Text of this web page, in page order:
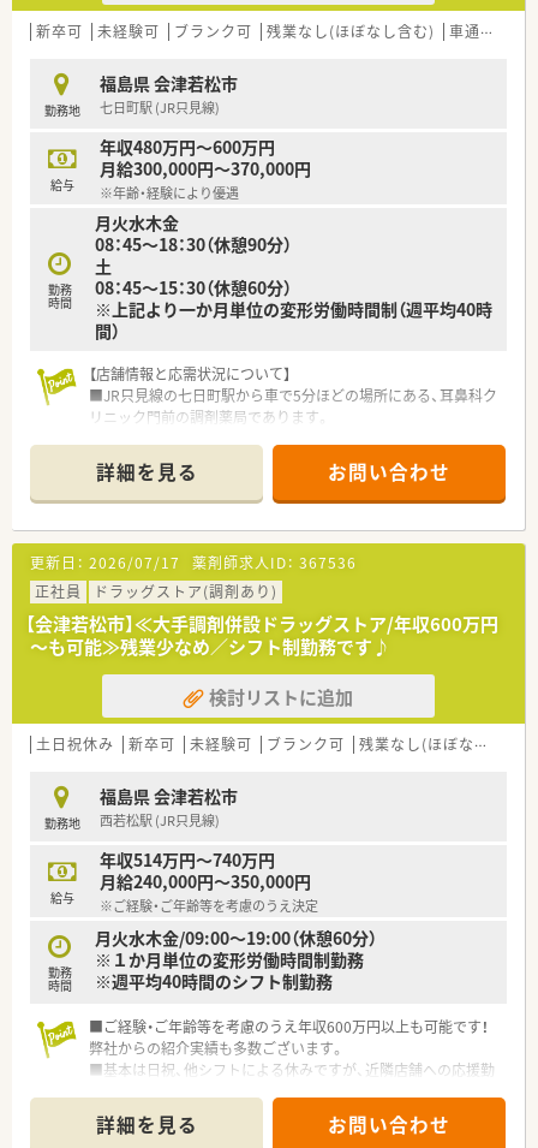
ており、その他福利厚生も充実しています。ブランクのある方・
調剤薬局未経験の方も安心して学べる体制が整っています。
る方などにもおすすめのチェーン薬局です。
新卒可 未経験可 ブランク可 残業なし(ほぼなし含む) 車通勤可
勤務地
福島県 会津若松市
七日町駅 (JR只見線)
給与
年収480万円～600万円
月給300,000円～370,000円
※年齢・経験により優遇
勤務
時間
月火水木金
08：45～18：30（休憩90分）
土
08：45～15：30（休憩60分）
※上記より一か月単位の変形労働時間制（週平均40時
間）
【店舗情報と応需状況について】
■JR只見線の七日町駅から車で5分ほどの場所にある、耳鼻科ク
リニック門前の調剤薬局であります。
は20枚から30枚と少なめです。
■薬剤師1.5名体制に事務員2名体制で業務を行っており、落ち着
いた環境で勤務できます。
【法人特徴について】
■東日本を中心に約200店舗の調剤薬局と介護事業31施設を展
開する、地域包括ケアに注力する法人です。
■2006年からは介護事業にも参入しており、調剤薬局と介護事
業の連携にも強みを持っています。
■「よろこばれて、よろこぶ」を理念とし、豊かな人間力とコミュ
ニケーションを大切にする社風です。
【こんな方にオススメ】
■処方箋枚数が少なめの店舗で、落ち着いた環境で一つひとつの
■ブランクや調剤薬局での経験が少なく、充実した研修制度で一
から調剤を学びたい方に最適です。
■有給休暇取得率95%以上という高い水準で、ワークライフバ
ランスを重視したい方に強く推奨します。
詳細を見る お問い合わせ
更新日： 2026/07/17 薬剤師求人ID： 367536
正社員
ドラッグストア(調剤あり)
【会津若松市】≪大手調剤併設ドラッグストア/年収600万円
～も可能≫残業少なめ／シフト制勤務です♪
検討リストに追加
土日祝休み 新卒可 未経験可 ブランク可 残業なし(ほぼなし含む)
勤務地
福島県 会津若松市
西若松駅 (JR只見線)
給与
年収514万円～740万円
月給240,000円～350,000円
※ご経験・ご年齢等を考慮のうえ決定
勤務
時間
月火水木金/09:00～19:00（休憩60分）
※１か月単位の変形労働時間制勤務
※週平均40時間のシフト制勤務
■ご経験・ご年齢等を考慮のうえ年収600万円以上も可能です！
弊社からの紹介実績も多数ございます。
■基本は日祝、他シフトによる休みですが、近隣店舗への応援勤
す！
■会津若松市内中心部も近く落ち着いたエリアの立地にある店
詳細を見る お問い合わせ